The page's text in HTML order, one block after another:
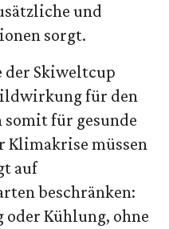
und
sorgt.
der Skiweltcup
für den
für gesunde
Klimakrise müssen
auf
beschränken:
oder Kühlung, ohne